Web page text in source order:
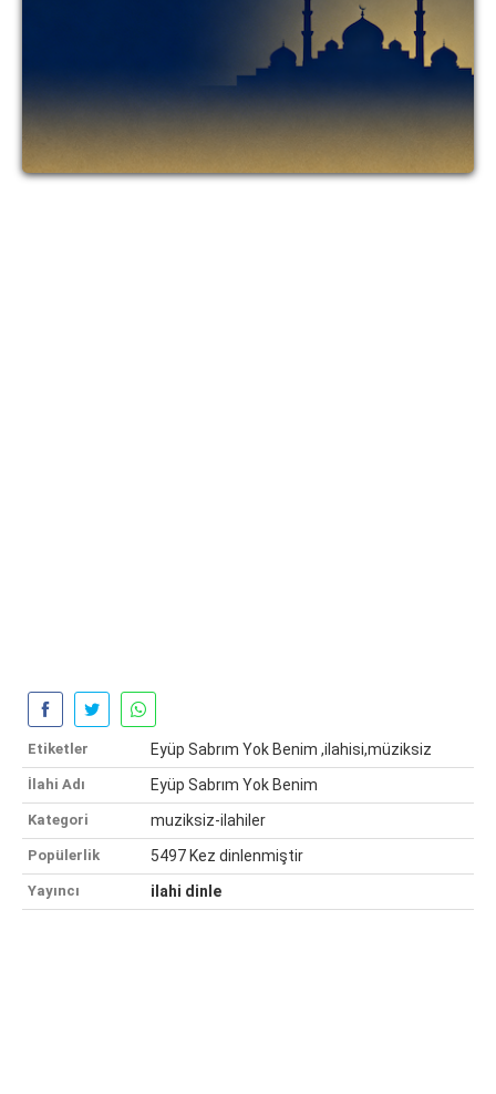
Etiketler Eyüp Sabrım Yok Benim ,ilahisi,müziksiz
İlahi Adı Eyüp Sabrım Yok Benim
Kategori muziksiz-ilahiler
Popülerlik 5497 Kez dinlenmiştir
Yayıncı ilahi dinle